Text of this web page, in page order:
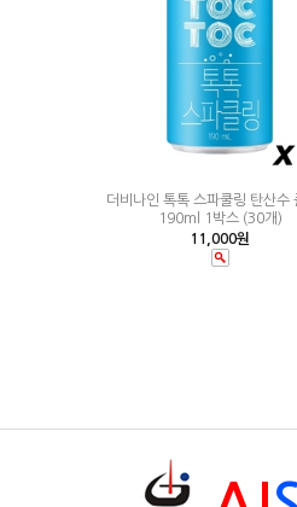
더비나인 톡톡 스파쿨링 탄산수
190ml 1박스 (30개)
11,000원